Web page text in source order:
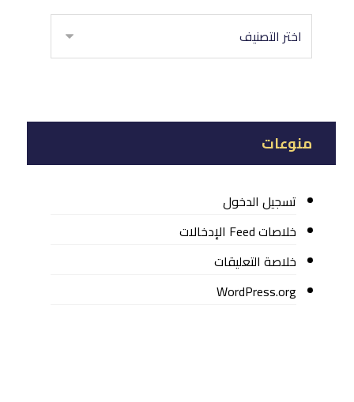
منوعات
تسجيل الدخول
خلاصات Feed الإدخالات
خلاصة التعليقات
WordPress.org